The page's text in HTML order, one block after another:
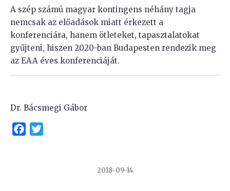
A szép számú magyar kontingens néhány tagja
nemcsak az előadások miatt érkezett a
konferenciára, hanem ötleteket, tapasztalatokat
gyűjteni, hiszen 2020-ban Budapesten rendezik meg
az EAA éves konferenciáját.
Dr. Bácsmegi Gábor
Facebook
2018-09-14